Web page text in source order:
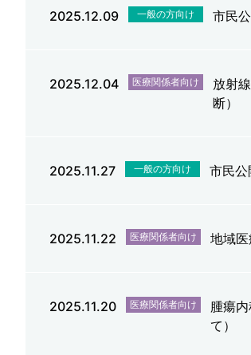
2025.12.09 一般の方向け 市民
2025.12.04 医療関係者向け
放射
断）
2025.11.27 一般の方向け 市民
2025.11.22 医療関係者向け 地域
2025.11.20 医療関係者向け
腫瘍
て）